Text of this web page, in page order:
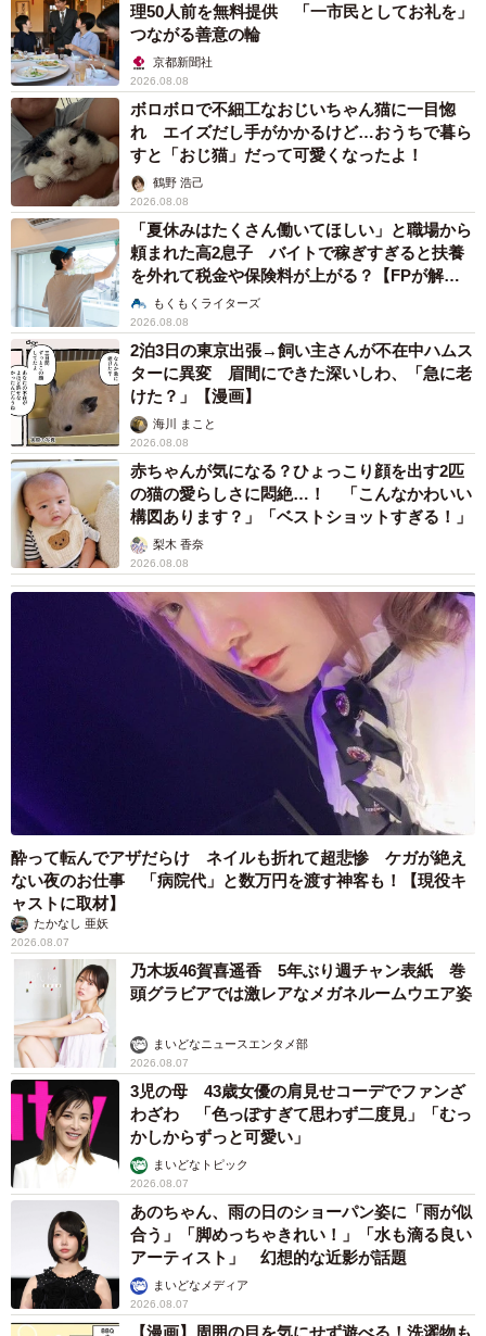
理50人前を無料提供 「一市民としてお礼を」
つながる善意の輪
京都新聞社
2026.08.08
ボロボロで不細工なおじいちゃん猫に一目惚
れ エイズだし手がかかるけど…おうちで暮ら
すと「おじ猫」だって可愛くなったよ！
鶴野 浩己
2026.08.08
「夏休みはたくさん働いてほしい」と職場から
頼まれた高2息子 バイトで稼ぎすぎると扶養
を外れて税金や保険料が上がる？【FPが解
説】もくもくライターズ
2026.08.08
2泊3日の東京出張→飼い主さんが不在中ハムス
ターに異変 眉間にできた深いしわ、「急に老
けた？」【漫画】
海川 まこと
2026.08.08
赤ちゃんが気になる？ひょっこり顔を出す2匹
の猫の愛らしさに悶絶…！ 「こんなかわいい
構図あります？」「ベストショットすぎる！」
梨木 香奈
2026.08.08
酔って転んでアザだらけ ネイルも折れて超悲惨 ケガが絶え
ない夜のお仕事 「病院代」と数万円を渡す神客も！【現役キ
ャストに取材】
たかなし 亜妖
2026.08.07
乃木坂46賀喜遥香 5年ぶり週チャン表紙 巻
頭グラビアでは激レアなメガネルームウエア姿
まいどなニュースエンタメ部
2026.08.07
3児の母 43歳女優の肩見せコーデでファンざ
わざわ 「色っぽすぎて思わず二度見」「むっ
かしからずっと可愛い」
まいどなトピック
2026.08.07
あのちゃん、雨の日のショーパン姿に「雨が似
合う」「脚めっちゃきれい！」「水も滴る良い
アーティスト」 幻想的な近影が話題
まいどなメディア
2026.08.07
【漫画】周囲の目を気にせず遊べる！洗濯物も